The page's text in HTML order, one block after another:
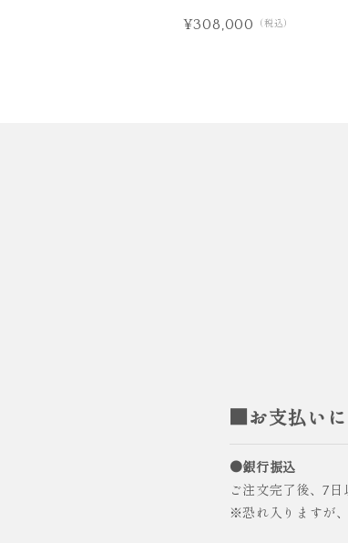
¥308,000 （税込）
■お支払い
●銀行振込
ご注文完了後、7
※恐れ入りますが